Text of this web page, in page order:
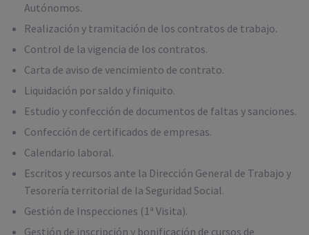
Autónomos.
Realización y tramitación de los contratos de trabajo.
Control de la vigencia de los contratos.
Carta de aviso de vencimiento de contrato.
Liquidación por saldo y finiquito.
Estudio y confección de documentos de faltas y sanciones.
Confección de certificados de empresas.
Calendario laboral.
Escritos y recursos ante la Dirección General de Trabajo y
Tesorería territorial de la Seguridad Social.
Gestión de Inspecciones (1ª Visita).
Gestión de inscripción y bonificación de cursos de